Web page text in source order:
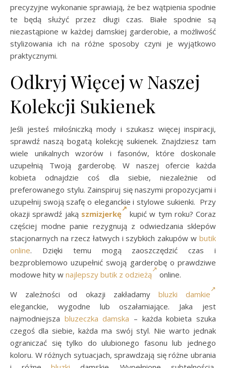
precyzyjne wykonanie sprawiają, że bez wątpienia spodnie
te będą służyć przez długi czas. Białe spodnie są
niezastąpione w każdej damskiej garderobie, a możliwość
stylizowania ich na różne sposoby czyni je wyjątkowo
praktycznymi.
Odkryj Więcej w Naszej
Kolekcji Sukienek
Jeśli jesteś miłośniczką mody i szukasz więcej inspiracji,
sprawdź naszą bogatą kolekcję sukienek. Znajdziesz tam
wiele unikalnych wzorów i fasonów, które doskonale
uzupełnią Twoją garderobę. W naszej ofercie każda
kobieta odnajdzie coś dla siebie, niezależnie od
preferowanego stylu. Zainspiruj się naszymi propozycjami i
uzupełnij swoją szafę o eleganckie i stylowe sukienki. Przy
okazji sprawdź jaką szmizjerkę
kupić w tym roku? Coraz
częściej modne panie rezygnują z odwiedzania sklepów
stacjonarnych na rzecz łatwych i szybkich zakupów w butik
online. Dzięki temu mogą zaoszczędzić czas i
bezproblemowo uzupełnić swoją garderobę o prawdziwe
modowe hity w najlepszy butik z odzieżą
online.
W zależności od okazji zakładamy bluzki damkie
eleganckie, wygodne lub oszałamiające. Jaka jest
najmodniejsza bluzeczka damska – każda kobieta szuka
czegoś dla siebie, każda ma swój styl. Nie warto jednak
ograniczać się tylko do ulubionego fasonu lub jednego
koloru. W różnych sytuacjach, sprawdzają się różne ubrania